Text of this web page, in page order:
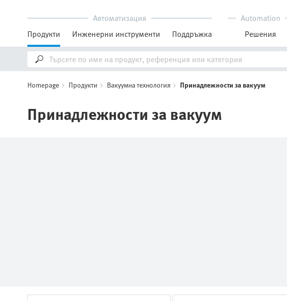
Автоматизация
Продукти
Инженерни инструменти Поддръжка
Automation
Решения
Homepage Продукти Вакуумна технология Принадлежности за вакуум
Принадлежности за вакуум